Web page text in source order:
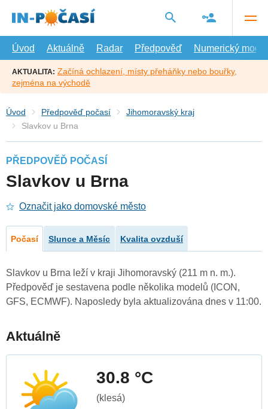
hlavní
Úvod
Aktuálně Radar Předpověď Numerický model
AKTUALITA: Začíná ochlazení, místy přeháňky nebo bouřky,
zejména na východě
Úvod Předpověď počasí
Jihomoravský kraj
Slavkov u Brna
PŘEDPOVĚĎ POČASÍ
Slavkov u Brna
Označit jako domovské město
Počasí Slunce a Měsíc Kvalita ovzduší
Slavkov u Brna leží v kraji Jihomoravský (211 m n. m.).
Předpověď je sestavena podle několika modelů (ICON,
GFS, ECMWF). Naposledy byla aktualizována dnes v 11:00.
Aktuálně
30.8 °C
(klesá)